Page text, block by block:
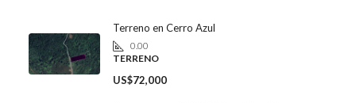
Terreno en Cerro Azul
0.00
TERRENO
US$72,000